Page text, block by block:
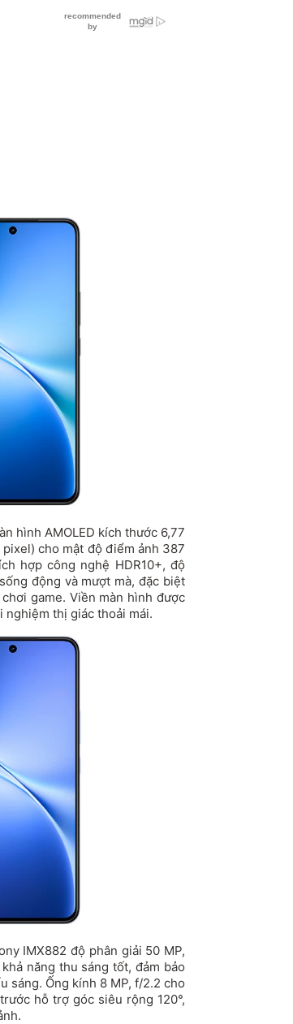
hình AMOLED kích thước 6,77
cho mật độ điểm ảnh 387
hợp công nghệ HDR10+, độ
động và mượt mà, đặc biệt
game. Viền màn hình được
nghiệm thị giác thoải mái.
IMX882 độ phân giải 50 MP,
năng thu sáng tốt, đảm bảo
sáng. Ống kính 8 MP, f/2.2 cho
hỗ trợ góc siêu rộng 120°,